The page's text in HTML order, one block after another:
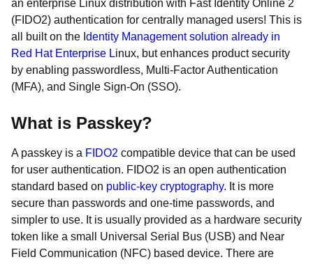
an enterprise Linux distribution with Fast Identity Online 2
(FIDO2) authentication for centrally managed users! This is
all built on the I dentity Management solution already in
Red Hat Enterprise Linux, but enhances product security
by enabling passwordless, Multi-Factor Authentication
(MFA), and Single Sign-On (SSO).
What is Passkey?
A passkey is a FIDO2 compatible device that can be used
for user authentication. FIDO2 is an open authentication
standard based on public-key cryptography. It is more
secure than passwords and one-time passwords, and
simpler to use. It is usually provided as a hardware security
token like a small Universal Serial Bus (USB) and Near
Field Communication (NFC) based device. There are